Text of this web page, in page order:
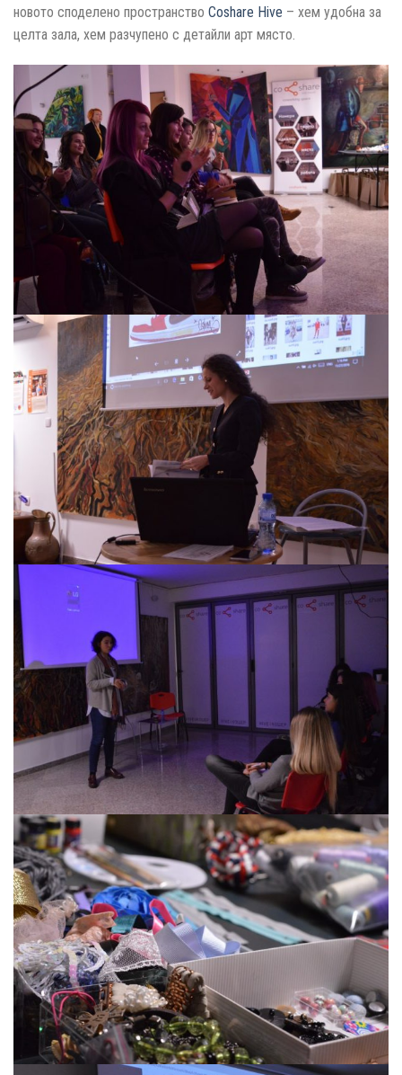
новото споделено пространство Coshare Hive – хем удобна за
целта зала, хем разчупено с детайли арт място.